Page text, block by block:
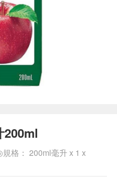
200ml
格： 200ml毫升 x 1 x